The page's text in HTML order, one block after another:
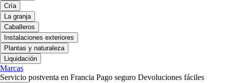
Cría
La granja
Caballeros
Instalaciones exteriores
Plantas y naturaleza
Liquidación
Marcas
Servicio postventa en Francia Pago seguro Devoluciones fáciles